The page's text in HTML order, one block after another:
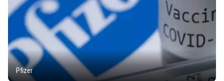
Pfizer